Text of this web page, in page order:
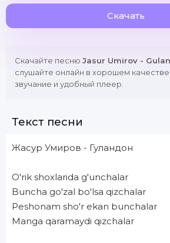
Скачать
Скачайте песню Jasur Umirov -
слушайте онлайн в хорошем
звучание и удобный плеер.
Текст песни
Жасур Умиров - Гуландон
O'rik shoxlarida g'unchalar
Buncha go'zal bo'lsa qizchalar
Peshonam sho'r ekan bunchalar
Manga qaramaydi qizchalar